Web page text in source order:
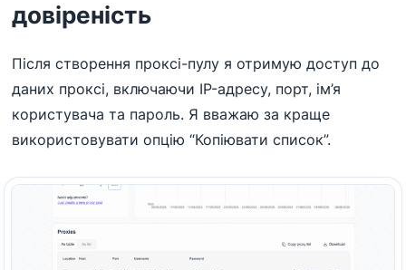
довіреність
Після створення проксі-пулу я отримую доступ до
даних проксі, включаючи IP-адресу, порт, ім’я
користувача та пароль. Я вважаю за краще
використовувати опцію “Копіювати список”.